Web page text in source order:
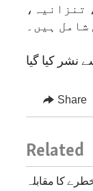
تنزانیہ،
شامل ہیں۔
Share
Related
کا مقابلہ